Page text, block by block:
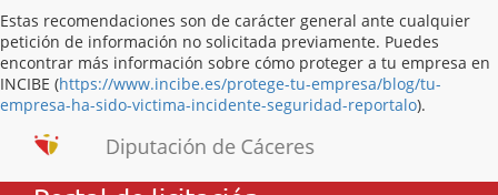
Estas recomendaciones son de carácter general ante cualquier
petición de información no solicitada previamente. Puedes
encontrar más información sobre cómo proteger a tu empresa en
INCIBE (https://www.incibe.es/protege-tu-empresa/blog/tu-
empresa-ha-sido-victima-incidente-seguridad-reportalo).